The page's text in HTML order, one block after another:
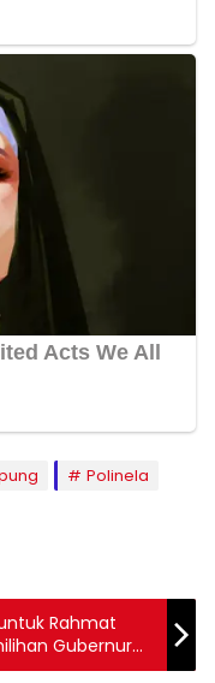
Polinela
Rahmat
Gubernur